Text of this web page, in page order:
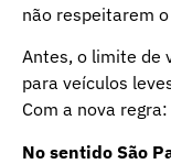
não respeitarem
Antes, o limite de
para veículos
Com a nova regra:
No sentido São